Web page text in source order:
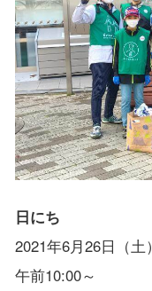
日にち
2021年6月26日（土）
午前10:00～